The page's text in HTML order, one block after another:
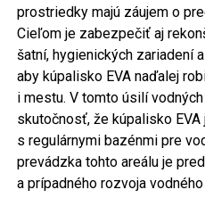
prostriedky majú záujem o
Cieľom je zabezpečiť aj
šatní, hygienických zariadení
aby kúpalisko EVA naďalej
i mestu. V tomto úsilí
skutočnosť, že kúpalisko
s regulárnymi bazénmi pre
prevádzka tohto areálu je
a prípadného rozvoja